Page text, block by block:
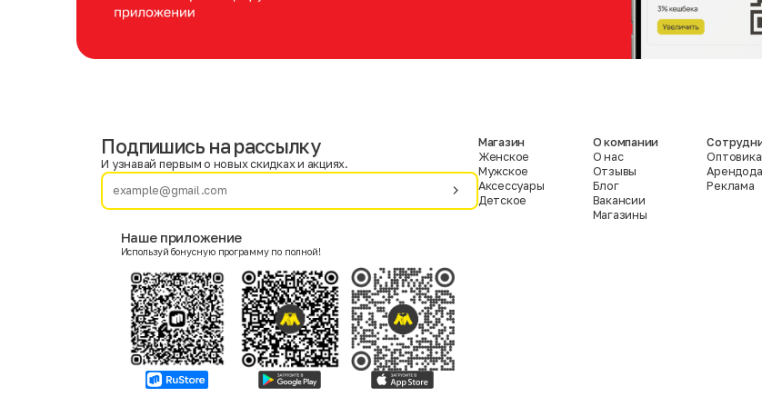
Фамилия
Женский
Согласие на получение чеков по электронной почте
Подпишись на рассылку
И узнавай первым о новых скидках и акциях.
Наше приложение
Используй бонусную программу по полной!
Магазин
Женское
Мужское
Аксессуары
Детское
О компании
О нас
Отзывы
Блог
Вакансии
Магазины
Реклама